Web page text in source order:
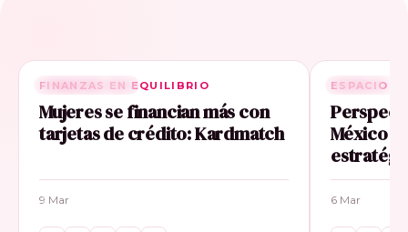
RELACIONADA
FINANZAS EN EQUILIBRIO
Mujeres se financian más con
tarjetas de crédito: Kardmatch
9 Mar
ESPACIO
México
6 Mar